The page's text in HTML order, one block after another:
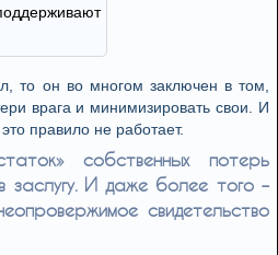
то он во многом заключен в том,
врага и минимизировать свои. И
правило не работает.
собственных потерь
заслугу. И даже более того –
свидетельство